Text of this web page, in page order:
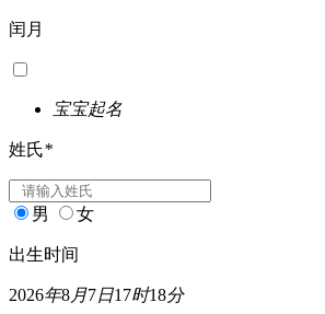
闰月
宝宝起名
姓氏*
男 女
出生时间
2026年8月7日17时18分